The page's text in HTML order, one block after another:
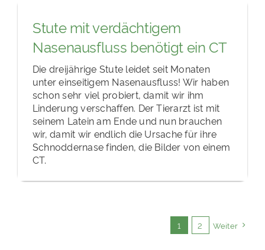
Stute mit verdächtigem
Nasenausfluss benötigt ein CT
Die dreijährige Stute leidet seit Monaten
unter einseitigem Nasenausfluss! Wir haben
schon sehr viel probiert, damit wir ihm
Linderung verschaffen. Der Tierarzt ist mit
seinem Latein am Ende und nun brauchen
wir, damit wir endlich die Ursache für ihre
Schnoddernase finden, die Bilder von einem
CT.
1 2 Weiter